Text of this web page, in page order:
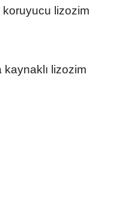
koruyucu lizozim
lizozim